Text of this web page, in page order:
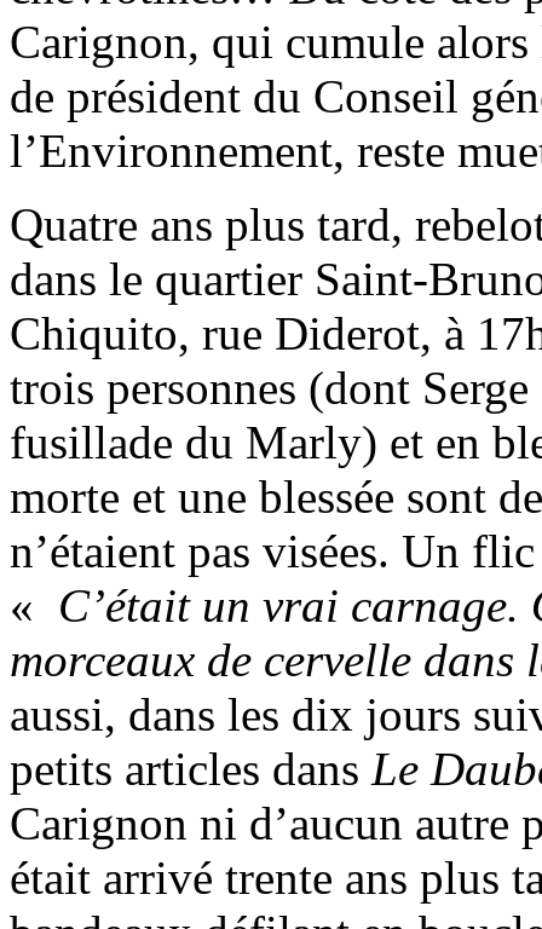
Carignon, qui cumule alors
de président du Conseil
l’Environnement, reste
Quatre ans plus tard,
dans le quartier Saint-
Chiquito, rue Diderot, à
trois personnes (dont
fusillade du Marly) et en
morte et une blessée sont
n’étaient pas visées. Un
« C’était un vrai carnage.
morceaux de cervelle dans
aussi, dans les dix jours
petits articles dans Le
Carignon ni d’aucun
était arrivé trente ans plus